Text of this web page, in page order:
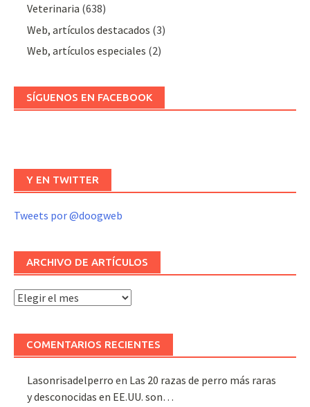
Veterinaria (638)
Web, artículos destacados (3)
Web, artículos especiales (2)
SÍGUENOS EN FACEBOOK
Y EN TWITTER
Tweets por @doogweb
ARCHIVO DE ARTÍCULOS
Archivo
artículos
COMENTARIOS RECIENTES
Lasonrisadelperro en Las 20 razas de perro más raras
y desconocidas en EE.UU. son…